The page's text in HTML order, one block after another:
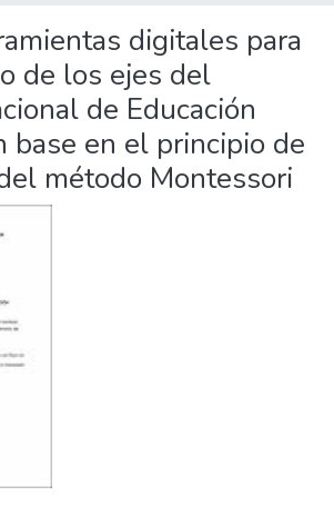
digitales para
de los ejes del
de Educación
base en el principio de
método Montessori